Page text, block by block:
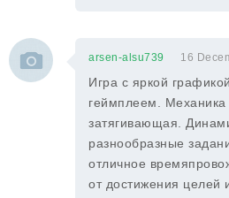
arsen-alsu739 16
Игра с яркой
геймплеем. Механика
затягивающая.
разнообразные
отличное
от достижения целей